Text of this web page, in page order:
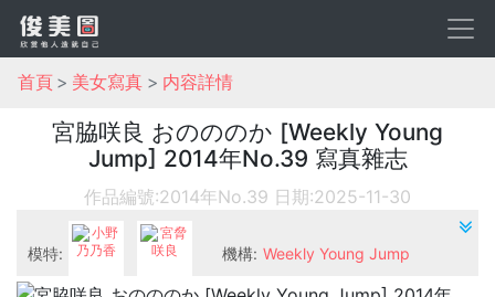
首頁 美女寫真 内容詳情
宮脇咲良 おのののか [Weekly Young
Jump] 2014年No.39 寫真雜志
作品編號:2014年No.39 日期:2025-11-30
模特:
小野乃乃香
機構: Weekly Young Jump